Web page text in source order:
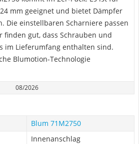
mm geeignet und bietet Dämpfer
Die einstellbaren Scharniere passen
finden gut, dass Schrauben und
im Lieferumfang enthalten sind.
Blumotion-Technologie
08/2026
Blum 71M2750
Innenanschlag